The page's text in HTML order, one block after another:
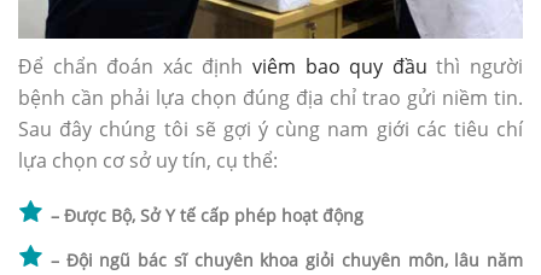
Để chẩn đoán xác định viêm bao quy đầu thì người
bệnh cần phải lựa chọn đúng địa chỉ trao gửi niềm tin.
Sau đây chúng tôi sẽ gợi ý cùng nam giới các tiêu chí
lựa chọn cơ sở uy tín, cụ thể:
– Được Bộ, Sở Y tế cấp phép hoạt động
– Đội ngũ bác sĩ chuyên khoa giỏi chuyên môn, lâu năm